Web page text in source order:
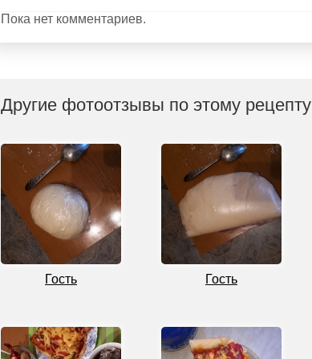
Пока нет комментариев.
Другие фотоотзывы по этому рецепту
Гость Гость